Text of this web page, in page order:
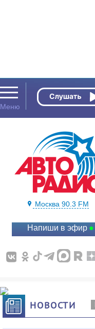
Москва 90.3 FM
Напиши в эфир
НОВОСТИ